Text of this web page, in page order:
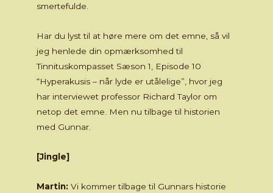
smertefulde.
Har du lyst til at høre mere om det emne, så vil
jeg henlede din opmærksomhed til
Tinnituskompasset Sæson 1, Episode 10
“Hyperakusis – når lyde er utålelige”, hvor jeg
har interviewet professor Richard Taylor om
netop det emne. Men nu tilbage til historien
med Gunnar.
[Jingle]
Martin: Vi kommer tilbage til Gunnars historie